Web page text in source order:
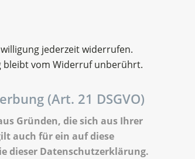
jederzeit widerrufen.
bleibt vom Widerruf unberührt.
(Art. 21 DSGVO)
Gründen, die sich aus Ihrer
auch für ein auf diese
dieser Datenschutzerklärung.